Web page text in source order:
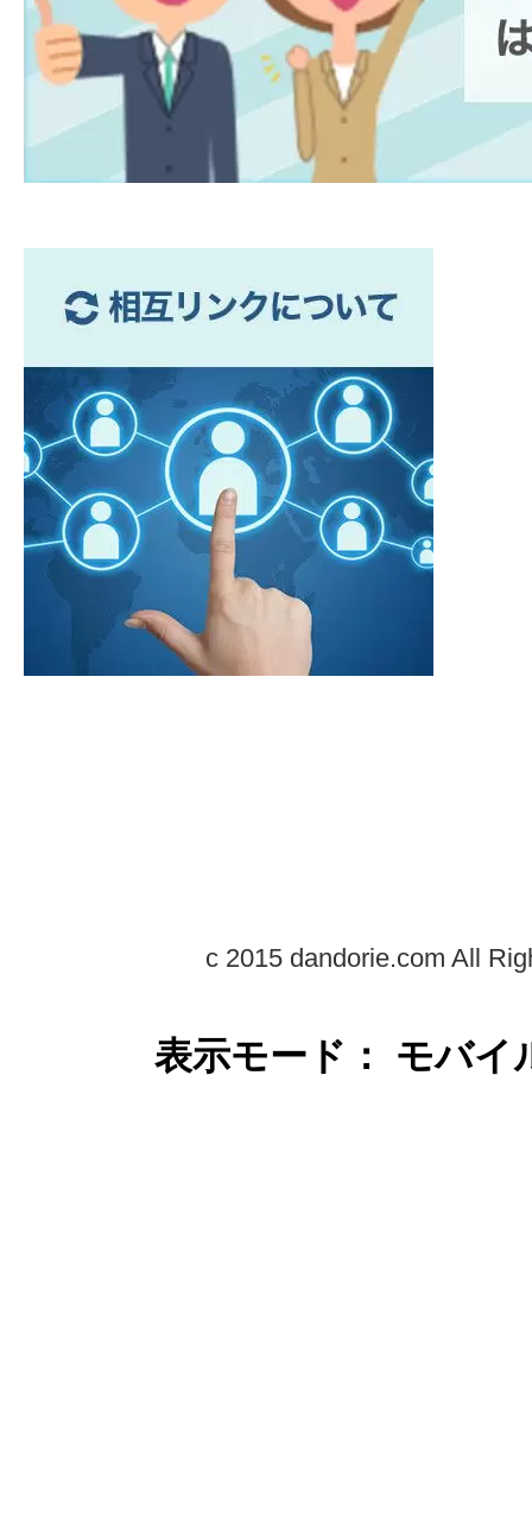
c 2015 dandorie.com All
表示モード： モバ